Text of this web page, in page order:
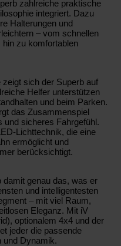
zahlreiche praktische
integriert. Dazu
Halterungen und
– vom schnellen
zu komfortablen
sich der Superb auf
Helfer unterstützen
und beim Parken.
das Zusammenspiel
und sicheres Fahrgefühl.
Lichttechnik, die eine
ermöglicht und
berücksichtigt.
damit genau das, was er
und intelligentesten
– mit viel Raum,
Eleganz. Mit iV
optionalem 4x4 und der
jeder die passende
und Dynamik.